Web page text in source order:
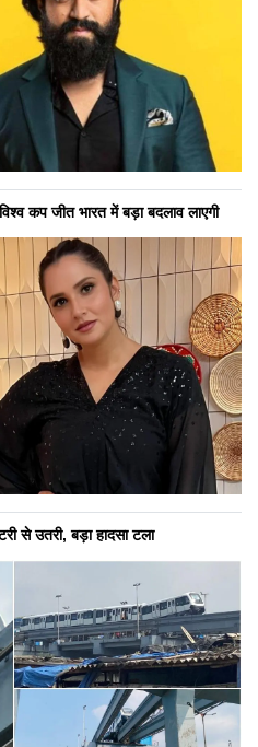
कप जीत भारत में बड़ा बदलाव लाएगी
से उतरी, बड़ा हादसा टला